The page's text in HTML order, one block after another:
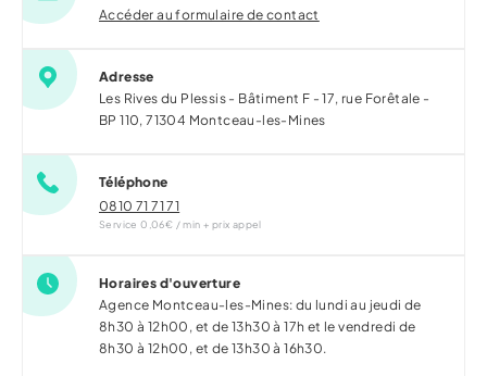
Accéder au formulaire de contact
Adresse
Les Rives du Plessis - Bâtiment F - 17, rue Forêtale -
BP 110, 71304 Montceau-les-Mines
Téléphone
0810 71 71 71
Service 0,06€ / min + prix appel
Horaires d'ouverture
Agence Montceau-les-Mines: du lundi au jeudi de
8h30 à 12h00, et de 13h30 à 17h et le vendredi de
8h30 à 12h00, et de 13h30 à 16h30.